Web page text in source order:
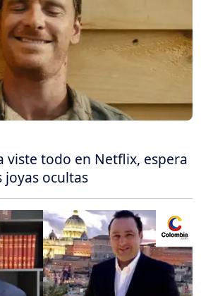
viste todo en Netflix, espera
joyas ocultas